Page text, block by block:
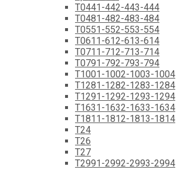
T0441-442-443-444
T0481-482-483-484
T0551-552-553-554
T0611-612-613-614
T0711-712-713-714
T0791-792-793-794
T1001-1002-1003-1004
T1281-1282-1283-1284
T1291-1292-1293-1294
T1631-1632-1633-1634
T1811-1812-1813-1814
T24
T26
T27
T2991-2992-2993-2994